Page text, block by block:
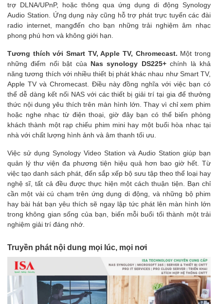
trợ DLNA/UPnP, hoặc thông qua ứng dụng di động Synology
Audio Station. Ứng dụng này cũng hỗ trợ phát trực tuyến các đài
radio internet, mangđến cho bạn những trải nghiệm âm nhạc
phong phú hơn và không giới hạn.
Tương thích với Smart TV, Apple TV, Chromecast. Một trong
những điểm nổi bật của Nas synology DS225+chính là khả
năng tương thích với nhiều thiết bị phát khác nhau như Smart TV,
Apple TV và Chromecast. Điều này đồng nghĩa với việc bạn có
thể dễ dàng kết nối NAS với các thiết bị giải trí tại gia để thưởng
thức nội dung yêu thích trên màn hình lớn. Thay vì chỉ xem phim
hoặc nghe nhạc từ điện thoại, giờ đây bạn có thể biến phòng
khách thành một rạp chiếu phim mini hay một buổi hòa nhạc tại
nhà với chất lượng hình ảnh và âm thanh tối ưu.
Việc sử dụng Synology Video Station và Audio Station giúp bạn
quản lý thư viện đa phương tiện hiệu quả hơn bao giờ hết. Từ
việc tạo danh sách phát, đến sắp xếp bộ sưu tập theo thể loại hay
nghệ sĩ, tất cả đều được thực hiện một cách thuận tiện. Bạn chỉ
cần một vài cú chạm trên ứng dụng di động, và những bộ phim
hay bài hát bạn yêu thích sẽ ngay lập tức phát lên màn hình lớn
trong không gian sống của bạn, biến mỗi buổi tối thành một trải
nghiệm giải trí đáng nhớ.
Truyền phát nội dung mọi lúc, mọi nơi